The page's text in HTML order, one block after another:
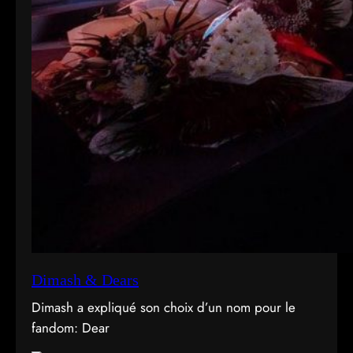
Dimash & Dears
Dimash a expliqué son choix d’un nom pour le
fandom: Dear